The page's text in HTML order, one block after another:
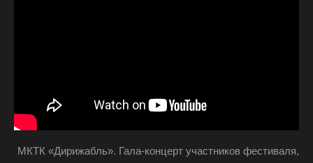
МКТК «Дирижабль». Гала-концерт участников фестиваля,